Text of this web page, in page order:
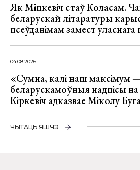
Як Міцкевіч стаў Коласам.
беларускай літаратуры
псеўданімам замест уласнага
04.08.2026
«Сумна, калі наш максімум
беларускамоўныя надпісы на
Кіркевіч адказвае Міколу
ЧЫТАЦЬ ЯШЧЭ